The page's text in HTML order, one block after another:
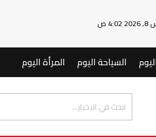
ص
السياحة اليوم المرأة اليوم